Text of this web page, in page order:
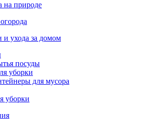
на природе
и ухода за домом
посуды
уборки
для мусора
уборки